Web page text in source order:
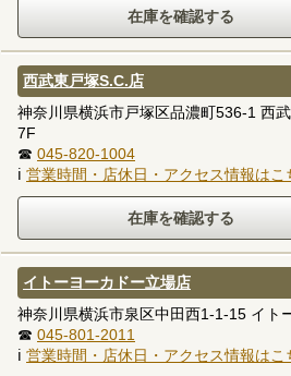
西武東戸塚S.C.店
神奈川県横浜市戸塚区品濃町536-1 西
7F
☎ 045-820-1004
ℹ 営業時間・店休日・アクセス情報はこ
イトーヨーカドー立場店
神奈川県横浜市泉区中田西1-1-15 イト
☎ 045-801-2011
ℹ 営業時間・店休日・アクセス情報はこ